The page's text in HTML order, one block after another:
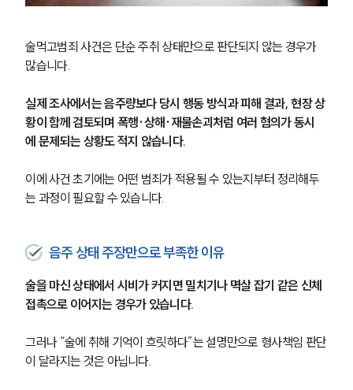
술먹고범죄 사건은 단순 주취 상태만으로 판단되지 않는 경우가
많습니다.
실제 조사에서는 음주량보다 당시 행동 방식과 피해 결과, 현장 상
황이 함께 검토되며 폭행·상해·재물손괴처럼 여러 혐의가 동시
에 문제되는 상황도 적지 않습니다.
이에 사건 초기에는 어떤 범죄가 적용될 수 있는지부터 정리해두
는 과정이 필요할 수 있습니다.
음주 상태 주장만으로 부족한 이유
술을 마신 상태에서 시비가 커지면 밀치기나 멱살 잡기 같은 신체
접촉으로 이어지는 경우가 있습니다.
그러나 “술에 취해 기억이 흐릿하다”는 설명만으로 형사책임 판단
이 달라지는 것은 아닙니다.